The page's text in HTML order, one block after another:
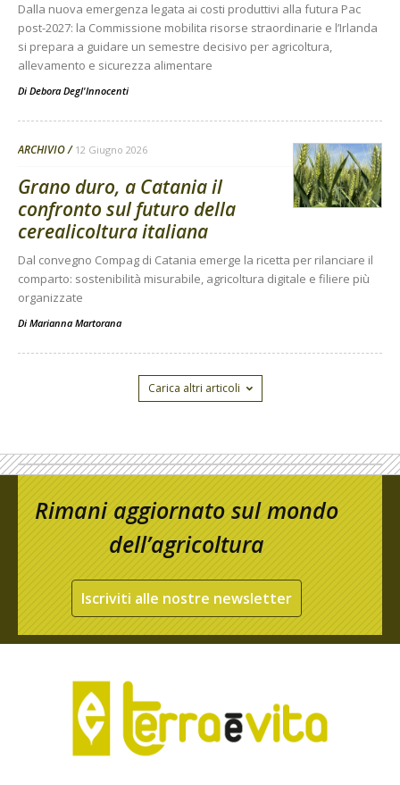
Dalla nuova emergenza legata ai costi produttivi alla futura Pac
post-2027: la Commissione mobilita risorse straordinarie e l’Irlanda
si prepara a guidare un semestre decisivo per agricoltura,
allevamento e sicurezza alimentare
Di Debora Degl'Innocenti
ARCHIVIO 12 Giugno 2026
Grano duro, a Catania il
confronto sul futuro della
cerealicoltura italiana
Dal convegno Compag di Catania emerge la ricetta per rilanciare il
comparto: sostenibilità misurabile, agricoltura digitale e filiere più
organizzate
Di Marianna Martorana
Carica altri articoli
Rimani aggiornato sul mondo
dell’agricoltura
Iscriviti alle nostre newsletter